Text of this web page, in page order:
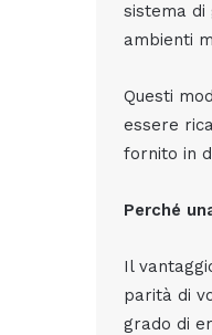
sistema di
ambienti
Questi
essere
fornito in
Perché
Il
parità di
grado di